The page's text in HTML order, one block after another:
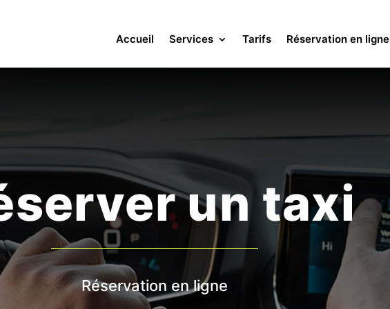
Accueil Services Tarifs Réservation en ligne
un taxi
Réservation en ligne